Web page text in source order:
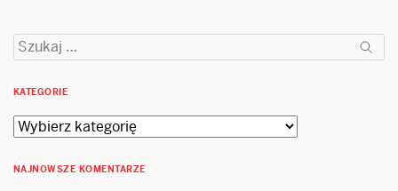
Szukaj:
KATEGORIE
Kategorie
NAJNOWSZE KOMENTARZE